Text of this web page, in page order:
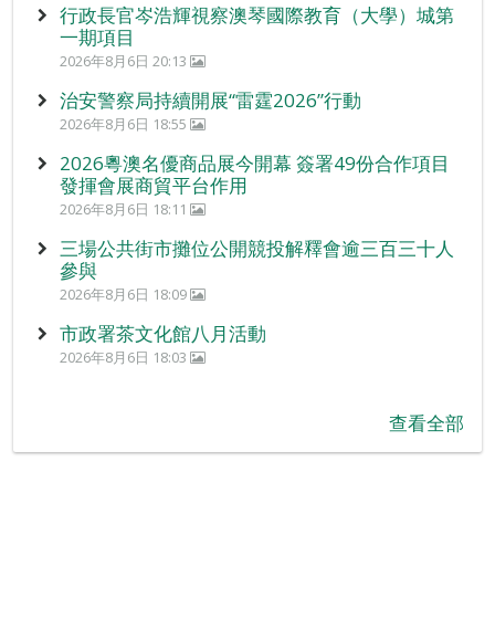
行政長官岑浩輝視察澳琴國際教育（大學）城第
一期項目
2026年8月6日 20:13
治安警察局持續開展“雷霆2026”行動
2026年8月6日 18:55
2026粵澳名優商品展今開幕 簽署49份合作項目
發揮會展商貿平台作用
2026年8月6日 18:11
三場公共街市攤位公開競投解釋會逾三百三十人
參與
2026年8月6日 18:09
市政署茶文化館八月活動
2026年8月6日 18:03
查看全部